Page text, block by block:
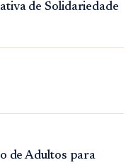
de Solidariedade
de Adultos para